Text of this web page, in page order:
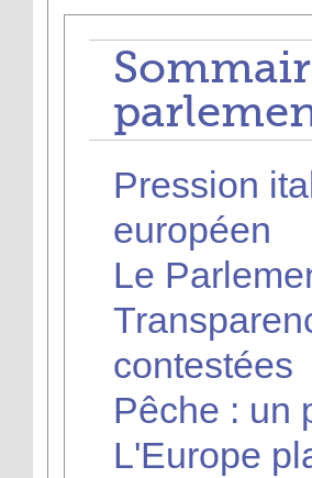
Pression
européen
Le
contestées
Pêche : un
L'Europe